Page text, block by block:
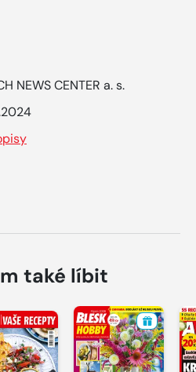
NEWS CENTER a. s.
také líbit